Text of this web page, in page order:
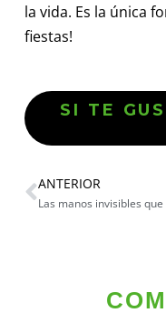
la vida. Es la única
fiestas!
SI TE
ANTERIOR